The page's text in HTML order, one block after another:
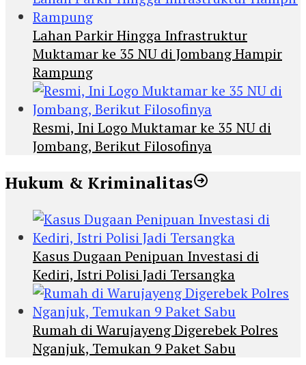
Lahan Parkir Hingga Infrastruktur
Muktamar ke 35 NU di Jombang Hampir
Rampung
Resmi, Ini Logo Muktamar ke 35 NU di
Jombang, Berikut Filosofinya
Hukum & Kriminalitas
Kasus Dugaan Penipuan Investasi di
Kediri, Istri Polisi Jadi Tersangka
Rumah di Warujayeng Digerebek Polres
Nganjuk, Temukan 9 Paket Sabu